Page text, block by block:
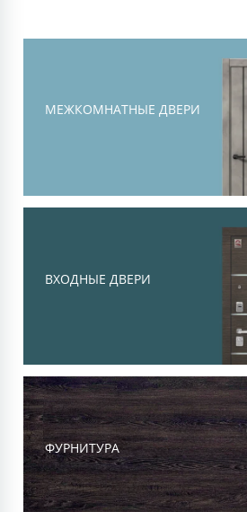
Тоскана
шумоизоляции
МЕЖКОМНАТНЫЕ ДВЕРИ
ВХОДНЫЕ ДВЕРИ
ФУРНИТУРА